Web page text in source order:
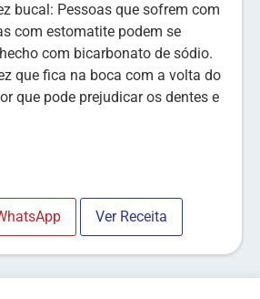
bucal: Pessoas que sofrem com
com estomatite podem se
com bicarbonato de sódio.
que fica na boca com a volta do
que pode prejudicar os dentes e
Ver Receita